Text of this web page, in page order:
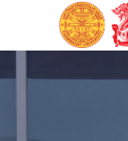
แนะนำ